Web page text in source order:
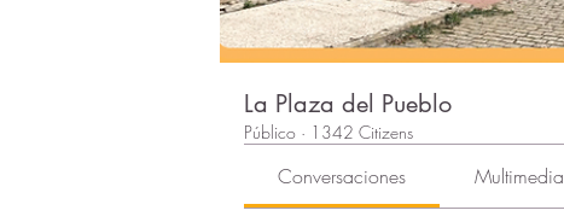
La Plaza del Pueblo
Público · 1342 Citizens
Conversaciones Multimedia